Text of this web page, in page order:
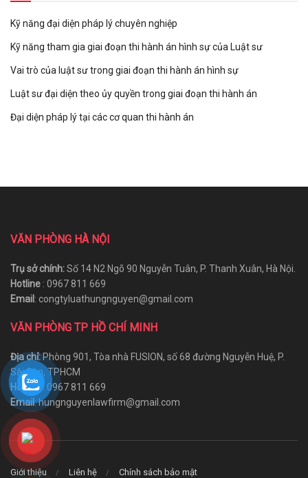
Kỹ năng đại diện pháp lý chuyên nghiệp
Kỹ năng tham gia giai đoạn thi hành án hình sự của Luật sư
Vai trò của luật sư trong giai đoạn thi hành án hình sự
Luật sư đại diện theo ủy quyền trong giai đoạn thi hành án
Đại diện pháp lý tại các cơ quan thi hành án
VĂN PHÒNG HÀ NỘI
Trụ sở chính:Số 14 N2 Ngõ 90 Nguyễn Tuân, P. Thanh Xuân, Hà Nội.
Hotline : 0967 811 669
Email : congtyluathungnguyen@gmail.com
VĂN PHÒNG TP HỒ CHÍ MINH
Địa chỉ:Phòng 901, Tòa nhà FUSION, số 68 đường Nguyễn Huệ, P.
Sài Gòn, TPHCM
Hotline: 0967 811 669
Email: hungnguyenlawfirm@gmail.com
Giới thiệu Liên hệ Chính sách bảo mật